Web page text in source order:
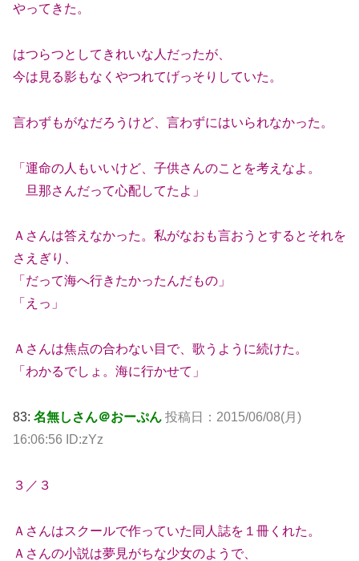
やってきた。
はつらつとしてきれいな人だったが、
今は見る影もなくやつれてげっそりしていた。
言わずもがなだろうけど、言わずにはいられなかった。
「運命の人もいいけど、子供さんのことを考えなよ。
旦那さんだって心配してたよ」
Ａさんは答えなかった。私がなおも言おうとするとそれを
さえぎり、
「だって海へ行きたかったんだもの」
「えっ」
Ａさんは焦点の合わない目で、歌うように続けた。
「わかるでしょ。海に行かせて」
83: 名無しさん＠おーぷん 投稿日：2015/06/08(月)
16:06:56 ID:zYz
３／３
Ａさんはスクールで作っていた同人誌を１冊くれた。
Ａさんの小説は夢見がちな少女のようで、